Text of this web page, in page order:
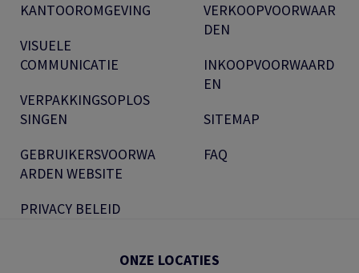
KANTOOROMGEVING
VISUELE
COMMUNICATIE
VERPAKKINGSOPLOS
SINGEN
GEBRUIKERSVOORWA
ARDEN WEBSITE
PRIVACY BELEID
VERKOOPVOORWAAR
DEN
INKOOPVOORWAARD
EN
SITEMAP
FAQ
ONZE LOCATIES